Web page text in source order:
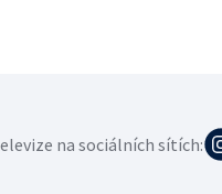
na sociálních sítích: